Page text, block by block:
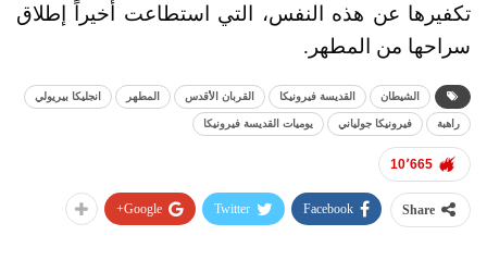
تكفيرها عن هذه النفس، التي استطاعت أخيراً إطلاق
سراحها من المطهر.
الشيطان القديسة فيرونيكا القربان الأقدس المطهر انجليكا بيريولي
راهبة فيرونيكا جولياني يوميات القديسة فيرونيكا
10٬665
Share
Facebook
Twitter
Google+